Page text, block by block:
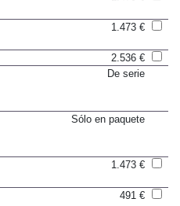
1.473 €
2.536 €
De serie
Sólo en paquete
1.473 €
491 €